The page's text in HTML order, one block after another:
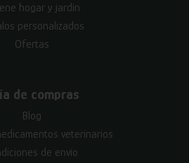
hogar y jardín
personalizados
Ofertas
de compras
Blog
veterinarios
de envío